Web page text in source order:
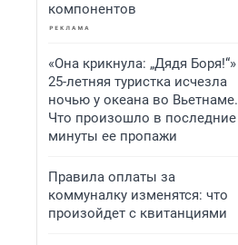
компонентов
«Она крикнула: „Дядя Боря!“»
25-летняя туристка исчезла
ночью у океана во Вьетнаме.
Что произошло в последние
минуты ее пропажи
Правила оплаты за
коммуналку изменятся: что
произойдет с квитанциями